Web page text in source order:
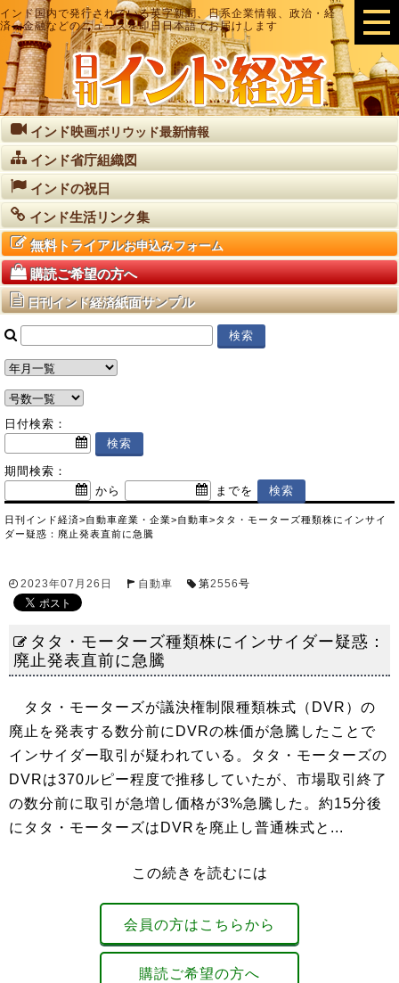
インド国内で発行されている英字新聞、日系企業情報、政治・経
済・金融などのニュースを即日日本語でお届けします
インド映画ボリウッド最新情報
インド省庁組織図
インドの祝日
インド生活リンク集
無料トライアルお申込みフォーム
購読ご希望の方へ
日刊インド経済紙面サンプル
日付検索：
期間検索：
から
までを
日刊インド経済>自動車産業・企業>自動車>タタ・モーターズ種類株にインサイ
ダー疑惑：廃止発表直前に急騰
2023年07月26日 自動車 第2556号
タタ・モーターズ種類株にインサイダー疑惑：
廃止発表直前に急騰
タタ・モーターズが議決権制限種類株式（DVR）の
廃止を発表する数分前にDVRの株価が急騰したことで
インサイダー取引が疑われている。タタ・モーターズの
DVRは370ルピー程度で推移していたが、市場取引終了
の数分前に取引が急増し価格が3%急騰した。約15分後
にタタ・モーターズはDVRを廃止し普通株式と...
この続きを読むには
会員の方はこちらから
購読ご希望の方へ